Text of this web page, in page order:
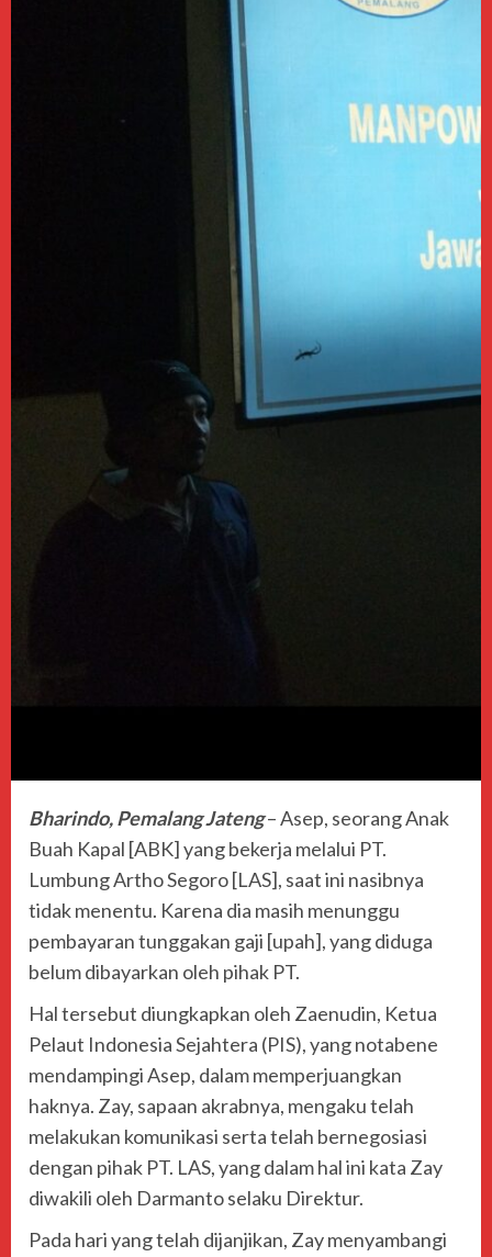
Bharindo, Pemalang Jateng– Asep, seorang Anak
Buah Kapal [ABK] yang bekerja melalui PT.
Lumbung Artho Segoro [LAS], saat ini nasibnya
tidak menentu. Karena dia masih menunggu
pembayaran tunggakan gaji [upah], yang diduga
belum dibayarkan oleh pihak PT.
Hal tersebut diungkapkan oleh Zaenudin, Ketua
Pelaut Indonesia Sejahtera (PIS), yang notabene
mendampingi Asep, dalam memperjuangkan
haknya. Zay, sapaan akrabnya, mengaku telah
melakukan komunikasi serta telah bernegosiasi
dengan pihak PT. LAS, yang dalam hal ini kata Zay
diwakili oleh Darmanto selaku Direktur.
Pada hari yang telah dijanjikan, Zay menyambangi